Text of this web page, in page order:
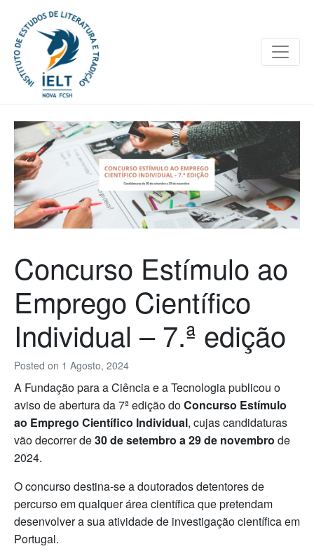
Posted on 1 Agosto, 2024
Concurso Estímulo ao
Emprego Científico
Individual – 7.ª edição
A Fundação para a Ciência e a Tecnologia publicou o
aviso de abertura da 7ª edição doConcurso Estímulo
ao Emprego Científico Individual, cujas candidaturas
vão decorrer de30 de setembro a 29 de novembro de
2024.
O concurso destina-se a doutorados detentores de
percurso em qualquer área científica que pretendam
desenvolver a sua atividade de investigação científica em
Portugal.